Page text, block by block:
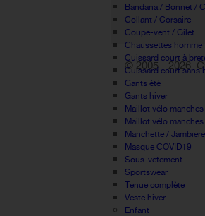
Bandana / Bonnet /
Collant / Corsaire
Coupe-vent / Gilet
Chaussettes homme
Cuissard court à
Cuissard court sans
Gants été
Gants hiver
Maillot vélo
Maillot vélo
Manchette / Jambiere
Masque COVID19
Sous-vetement
Sportswear
Tenue complète
Veste hiver
Enfant
© 2005 - 2026